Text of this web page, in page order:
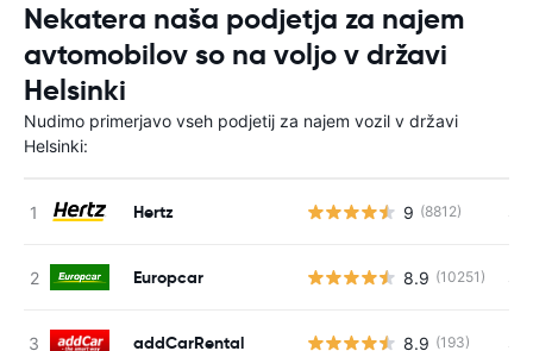
Nekatera naša podjetja za najem
avtomobilov so na voljo v državi
Helsinki
Nudimo primerjavo vseh podjetij za najem vozil v državi
Helsinki:
Hertz 9 (8812)
Europcar 8.9 (10251)
addCarRental 8.9 (193)